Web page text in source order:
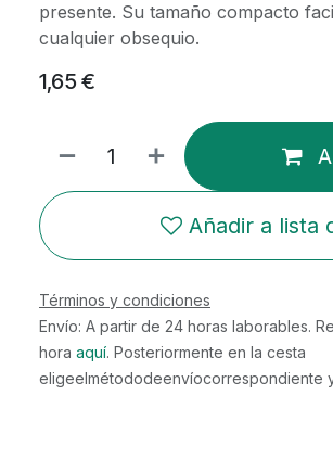
presente. Su tamaño compacto
cualquier obsequio.
1,65 €
Añadir a lista
Términos y condiciones
Envío: A partir de 24 horas laborables.
hora aquí. Posteriormente en la cesta
eligeelmétododeenvíocorrespondiente